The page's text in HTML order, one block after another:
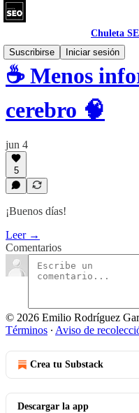
Chuleta
Suscribirse
Iniciar sesión
☕ Menos
cerebro 🧠
jun 4
5
¡Buenos días!
Leer →
Comentarios
© 2026 Emilio Rodríguez
Términos ∙ Aviso de
Crea tu Substack
Descargar la app